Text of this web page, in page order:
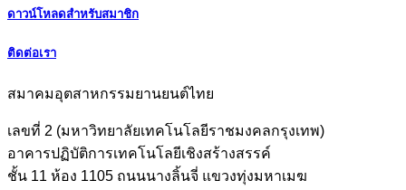
ดาวน์โหลดสำหรับสมาชิก
ติดต่อเรา
สมาคมอุตสาหกรรมยานยนต์ไทย
เลขที่ 2 (มหาวิทยาลัยเทคโนโลยีราชมงคลกรุงเทพ)
อาคารปฏิบัติการเทคโนโลยีเชิงสร้างสรรค์
ชั้น 11 ห้อง 1105 ถนนนางลิ้นจี่ แขวงทุ่งมหาเมฆ